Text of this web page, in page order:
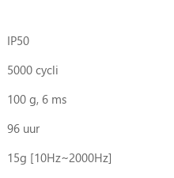
IP50
5000 cycli
100 g, 6 ms
96 uur
15g [10Hz~2000Hz]